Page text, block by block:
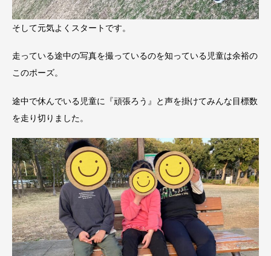
そして元気よくスタートです。
走っている途中の写真を撮っているのを知っている児童は余裕の
このポーズ。
途中で休んでいる児童に『頑張ろう』と声を掛けてみんな目標数
を走り切りました。